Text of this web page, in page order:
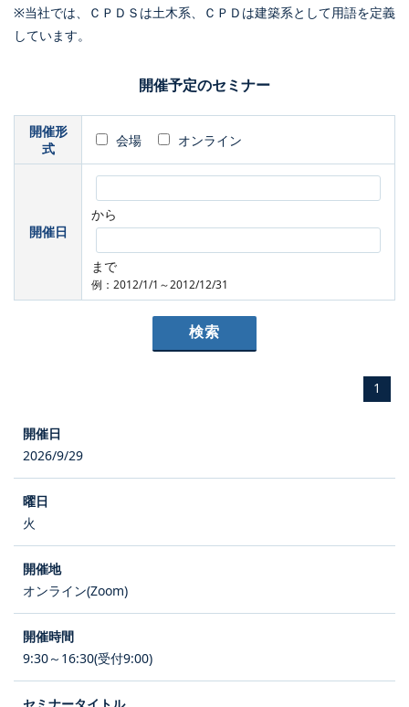
※当社では、ＣＰＤＳは土木系、ＣＰＤは建築系として用語を定義
しています。
開催予定のセミナー
開催形
式
会場 オンライン
開催日
から
まで
例：2012/1/1～2012/12/31
1
2026/9/29
火
オンライン(Zoom)
9:30～16:30(受付9:00)